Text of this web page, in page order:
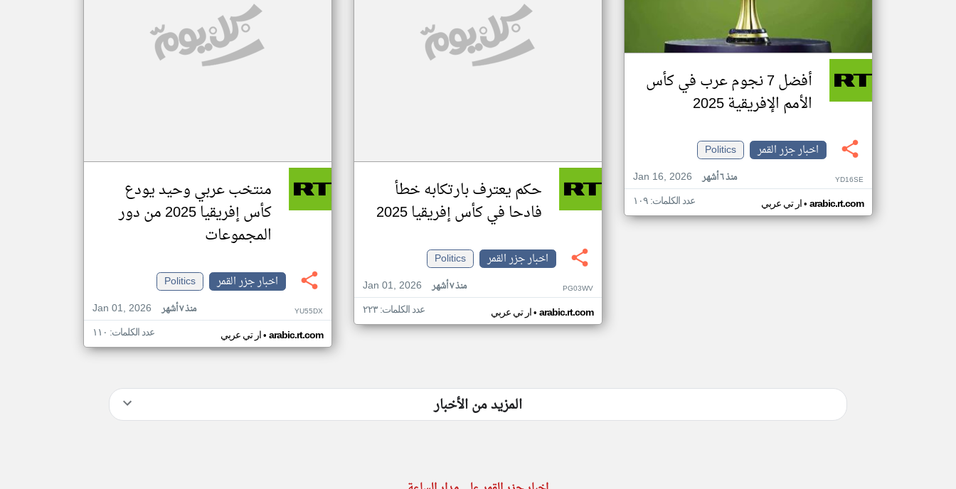
أفضل 7 نجوم عرب في كأس
الأمم الإفريقية 2025
اخبار جزر القمر
Politics
Jan 16, 2026
منذ ٦ أشهر YD16SE
ار تي عربي• arabic.rt.com عدد الكلمات: ١٠٩
حكم يعترف بارتكابه خطأ
فادحا في كأس إفريقيا 2025
اخبار جزر القمر
Politics
Jan 01, 2026
منذ ٧ أشهر PG03WV
ار تي عربي• arabic.rt.com عدد الكلمات: ٢٢٣
منتخب عربي وحيد يودع
كأس إفريقيا 2025 من دور
المجموعات
اخبار جزر القمر
Politics
Jan 01, 2026
منذ ٧ أشهر YU55DX
ار تي عربي• arabic.rt.com عدد الكلمات: ١١٠
المزيد من الأخبار